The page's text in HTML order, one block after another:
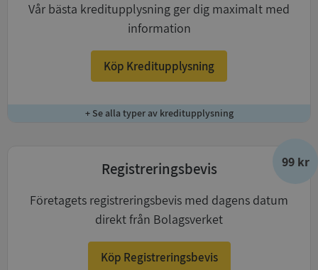
Vår bästa kreditupplysning ger dig maximalt med
information
Köp Kreditupplysning
+ Se alla typer av kreditupplysning
99 kr
Registreringsbevis
Företagets registreringsbevis med dagens datum
direkt från Bolagsverket
Köp Registreringsbevis